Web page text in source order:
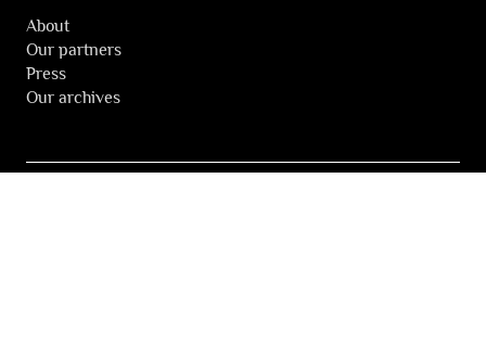
About
Our partners
Press
Our archives